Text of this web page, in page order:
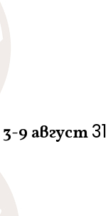
9 август31